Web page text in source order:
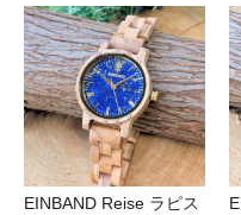
EINBAND Reise ラピス